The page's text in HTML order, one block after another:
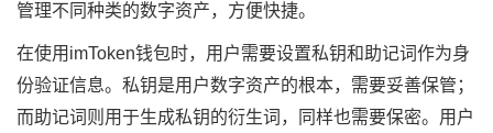
管理不同种类的数字资产，方便快捷。
在使用imToken钱包时，用户需要设置私钥和助记词作为身
份验证信息。私钥是用户数字资产的根本，需要妥善保管；
而助记词则用于生成私钥的衍生词，同样也需要保密。用户